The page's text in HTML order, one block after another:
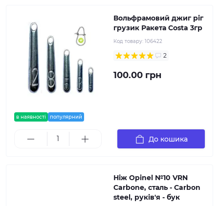
в наявності популярний
Вольфрамовий джиг ріг
грузик Ракета Costa 3гр
Код товару: 106422
2
100.00 грн
До кошика
Ніж Opinel №10 VRN
Carbone, сталь - Carbon
steel, руків'я - бук